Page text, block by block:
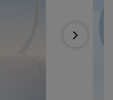
Next